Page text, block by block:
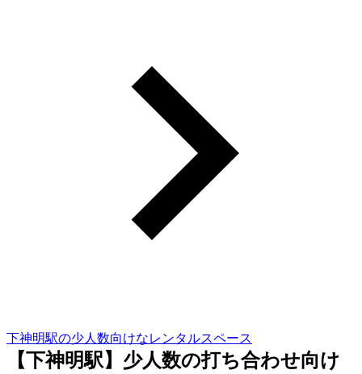
下神明駅の少人数向けなレンタルスペース
【下神明駅】少人数の打ち合わせ向け